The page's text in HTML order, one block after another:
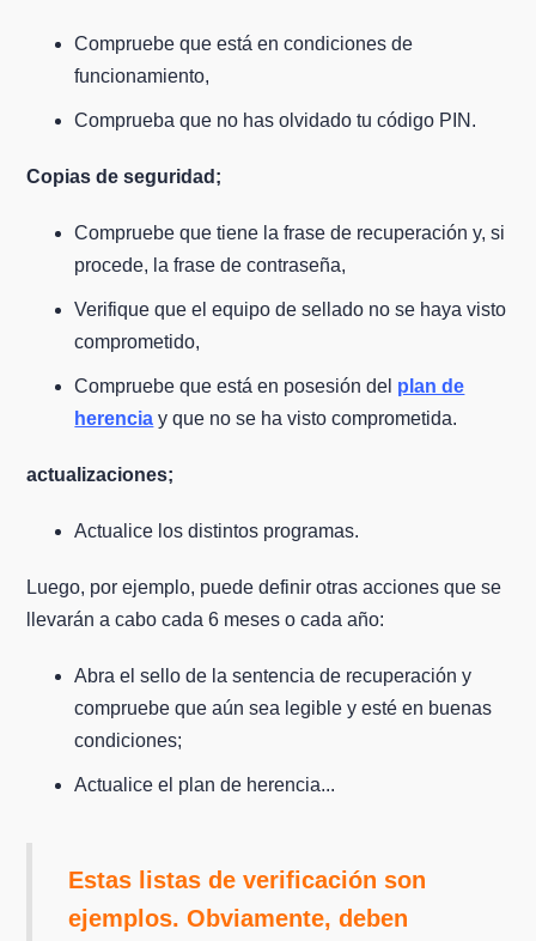
Compruebe que está en condiciones de
funcionamiento,
Comprueba que no has olvidado tu código PIN.
Copias de seguridad;
Compruebe que tiene la frase de recuperación y, si
procede, la frase de contraseña,
Verifique que el equipo de sellado no se haya visto
comprometido,
Compruebe que está en posesión del plan de
herencia y que no se ha visto comprometida.
actualizaciones;
Actualice los distintos programas.
Luego, por ejemplo, puede definir otras acciones que se
llevarán a cabo cada 6 meses o cada año:
Abra el sello de la sentencia de recuperación y
compruebe que aún sea legible y esté en buenas
condiciones;
Actualice el plan de herencia...
Estas listas de verificación son
ejemplos. Obviamente, deben